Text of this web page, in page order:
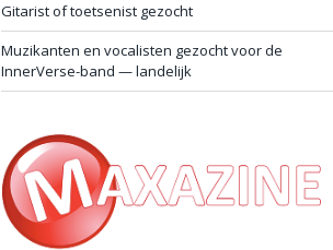
Gitarist of toetsenist gezocht
Muzikanten en vocalisten gezocht voor de
InnerVerse-band — landelijk